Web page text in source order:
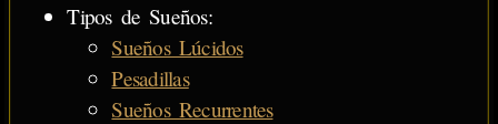
Tipos de Sueños:
Sueños Lúcidos
Pesadillas
Sueños Recurrentes